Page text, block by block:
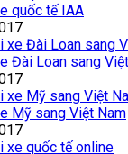
quốc tế IAA
Đài Loan sang
Mỹ sang Việt Nam